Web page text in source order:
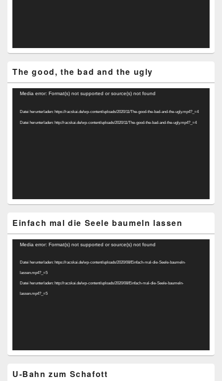
The good, the bad and the ugly
Video-
Media error: Format(s) not supported or source(s) not found
Datei herunterladen: https://racskai.de/wp-content/uploads/2020/11/The-good-the-bad-and-the-ugly.mp4?_=4
Datei herunterladen: http://racskai.de/wp-content/uploads/2020/11/The-good-the-bad-and-the-ugly.mp4?_=4
Einfach mal die Seele baumeln lassen
Video-
Media error: Format(s) not supported or source(s) not found
Datei herunterladen: https://racskai.de/wp-content/uploads/2020/08/Einfach-mal-die-Seele-baumeln-
lassen.mp4?_=5
Datei herunterladen: http://racskai.de/wp-content/uploads/2020/08/Einfach-mal-die-Seele-baumeln-
lassen.mp4?_=5
U-Bahn zum Schafott